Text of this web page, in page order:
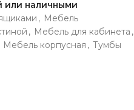
или наличными
, Мебель
, Мебель для кабинета ,
Мебель корпусная , Тумбы